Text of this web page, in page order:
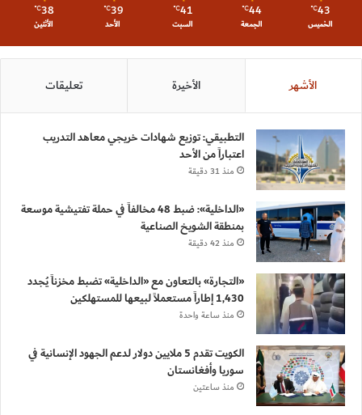
43
℃
الخميس
44
℃
الجمعة
41
℃
السبت
39
℃
الأحد
38
℃
الأثنين
الأشهر الأخيرة تعليقات
التطبيقي: توزيع شهادات خريجي معاهد التدريب
اعتباراً من الأحد
منذ 31 دقيقة
«الداخلية»: ضبط 48 مخالفاً في حملة تفتيشية موسعة
بمنطقة الشويخ الصناعية
منذ 42 دقيقة
«التجارة» بالتعاون مع «الداخلية» تضبط مخزناً يُجدد
1,430 إطاراً مستعملاً لبيعها للمستهلكين
منذ ساعة واحدة
الكويت تقدم 5 ملايين دولار لدعم الجهود الإنسانية في
سوريا وأفغانستان
منذ ساعتين